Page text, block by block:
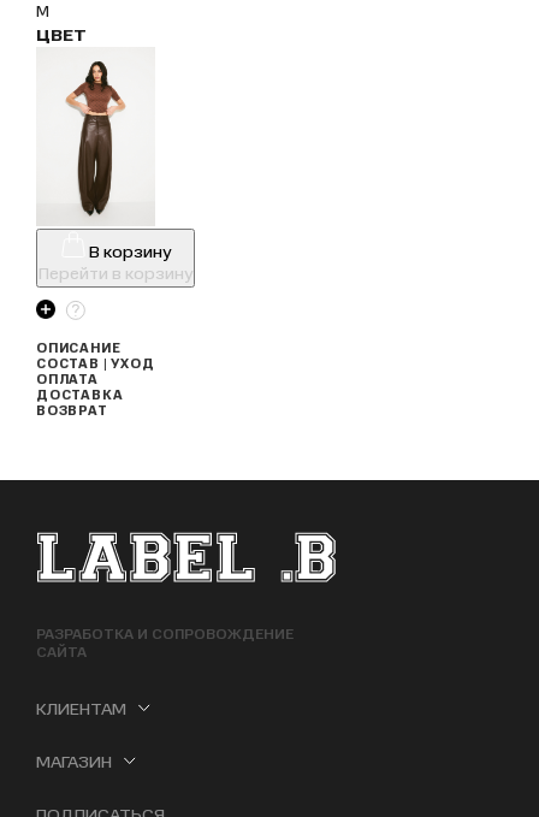
M
ЦВЕТ
В корзину
Перейти в корзину
ОПИСАНИЕ
СОСТАВ | УХОД
ОПЛАТА
ДОСТАВКА
ВОЗВРАТ
ФУТЕР САЙТА
РАЗРАБОТКА И СОПРОВОЖДЕНИЕ
САЙТА
КЛИЕНТАМ
МАГАЗИН